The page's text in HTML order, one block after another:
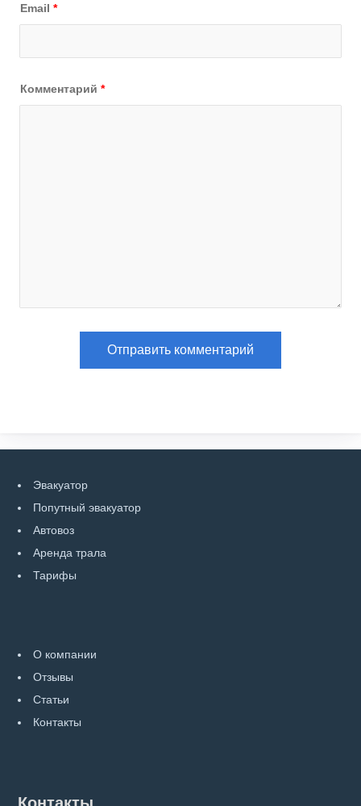
Email *
Комментарий *
Эвакуатор
Попутный эвакуатор
Автовоз
Аренда трала
Тарифы
О компании
Отзывы
Статьи
Контакты